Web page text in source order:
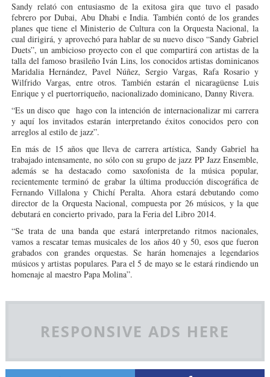
Sandy relató con entusiasmo de la exitosa gira que tuvo el pasado
febrero por Dubai, Abu Dhabi e India. También contó de los grandes
planes que tiene el Ministerio de Cultura con la Orquesta Nacional, la
cual dirigirá, y aprovechó para hablar de su nuevo disco “Sandy Gabriel
Duets”, un ambicioso proyecto con el que compartirá con artistas de la
talla del famoso brasileño Iván Lins, los conocidos artistas dominicanos
Maridalia Hernández, Pavel Núñez, Sergio Vargas, Rafa Rosario y
Wilfrido Vargas, entre otros. También estarán el nicaragüense Luis
Enrique y el puertorriqueño, nacionalizado dominicano, Danny Rivera.
“Es un disco que hago con la intención de internacionalizar mi carrera
y aquí los invitados estarán interpretando éxitos conocidos pero con
arreglos al estilo de jazz”.
En más de 15 años que lleva de carrera artística, Sandy Gabriel ha
trabajado intensamente, no sólo con su grupo de jazz PP Jazz Ensemble,
además se ha destacado como saxofonista de la música popular,
recientemente terminó de grabar la última producción discográfica de
Fernando Villalona y Chichí Peralta. Ahora estará debutando como
director de la Orquesta Nacional, compuesta por 26 músicos, y la que
debutará en concierto privado, para la Feria del Libro 2014.
“Se trata de una banda que estará interpretando ritmos nacionales,
vamos a rescatar temas musicales de los años 40 y 50, esos que fueron
grabados con grandes orquestas. Se harán homenajes a legendarios
músicos y artistas populares. Para el 5 de mayo se le estará rindiendo un
homenaje al maestro Papa Molina”.
RESPONSIVE ADS HERE